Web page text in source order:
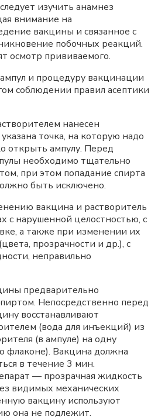
изучить анамнез
внимание на
вакцины и связанное с
побочных реакций.
осмотр прививаемого.
и процедуру вакцинации
соблюдении правил асептики
нанесен
точка, на которую надо
открыть ампулу. Перед
необходимо тщательно
при этом попадание спирта
быть исключено.
вакцина и растворитель
с нарушенной целостностью, с
а также при изменении их
прозрачности и др.), с
неправильно
предварительно
Непосредственно перед
восстанавливают
(вода для инъекций) из
(в ампуле) на одну
флаконе). Вакцина должна
в течение 3 мин.
— прозрачная жидкость
видимых механических
вакцину используют
она не подлежит.